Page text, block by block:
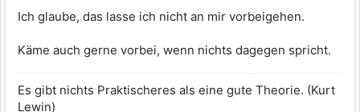
Ich glaube, das lasse ich nicht an mir vorbeigehen.
Käme auch gerne vorbei, wenn nichts dagegen spricht.
Es gibt nichts Praktischeres als eine gute Theorie. (Kurt
Lewin)